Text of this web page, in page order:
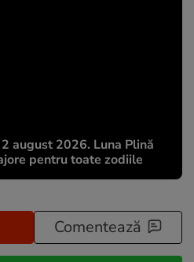
august 2026. Luna Plină
pentru toate zodiile
Comentează